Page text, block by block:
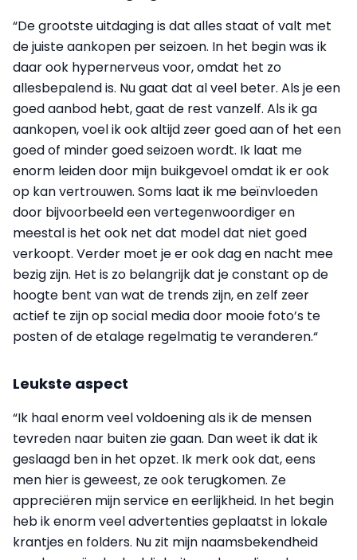
“De grootste uitdaging is dat alles staat of valt met
de juiste aankopen per seizoen. In het begin was ik
daar ook hypernerveus voor, omdat het zo
allesbepalend is. Nu gaat dat al veel beter. Als je een
goed aanbod hebt, gaat de rest vanzelf. Als ik ga
aankopen, voel ik ook altijd zeer goed aan of het een
goed of minder goed seizoen wordt. Ik laat me
enorm leiden door mijn buikgevoel omdat ik er ook
op kan vertrouwen. Soms laat ik me beïnvloeden
door bijvoorbeeld een vertegenwoordiger en
meestal is het ook net dat model dat niet goed
verkoopt. Verder moet je er ook dag en nacht mee
bezig zijn. Het is zo belangrijk dat je constant op de
hoogte bent van wat de trends zijn, en zelf zeer
actief te zijn op social media door mooie foto’s te
posten of de etalage regelmatig te veranderen.“
Leukste aspect
“Ik haal enorm veel voldoening als ik de mensen
tevreden naar buiten zie gaan. Dan weet ik dat ik
geslaagd ben in het opzet. Ik merk ook dat, eens
men hier is geweest, ze ook terugkomen. Ze
appreciëren mijn service en eerlijkheid. In het begin
heb ik enorm veel advertenties geplaatst in lokale
krantjes en folders. Nu zit mijn naamsbekendheid